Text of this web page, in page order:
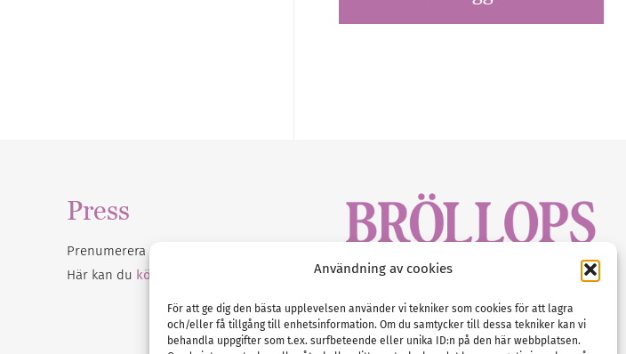
Användning av cookies
För att ge dig den bästa upplevelsen använder vi tekniker som cookies för att lagra
och/eller få tillgång till enhetsinformation. Om du samtycker till dessa tekniker kan vi
behandla uppgifter som t.ex. surfbeteende eller unika ID:n på den här webbplatsen.
Press
Prenumerera på vårt
Här kan du köpa Bröllopsmagasinet
Tel :0522-68 11 90
E-post:info@nordicbridalmedia.com